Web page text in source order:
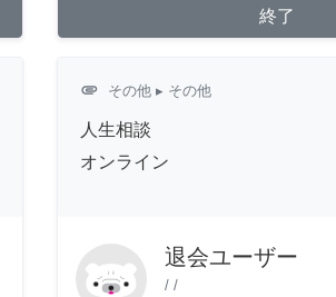
終了
attachment その他▸ その他
人生相談
オンライン
退会ユーザー
/ /